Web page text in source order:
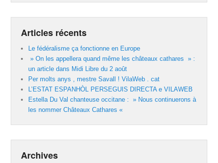
Articles récents
Le fédéralisme ça fonctionne en Europe
» On les appellera quand même les châteaux cathares » :
un article dans Midi Libre du 2 août
Per molts anys , mestre Savall ! VilaWeb . cat
L’ESTAT ESPANHÒL PERSEGUIS DIRECTA e VILAWEB
Estella Du Val chanteuse occitane : » Nous continuerons à
les nommer Châteaux Cathares «
Archives